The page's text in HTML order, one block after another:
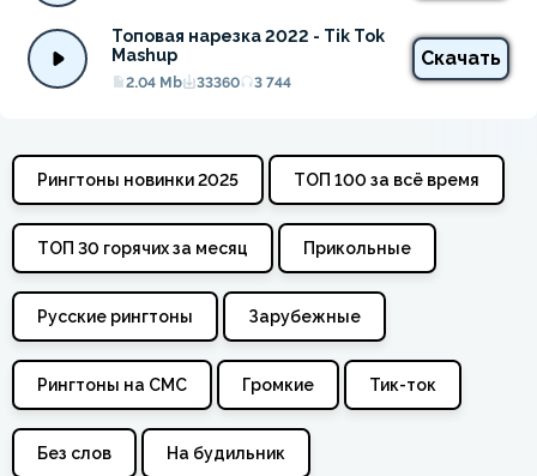
Топовая нарезка 2022 - Tik Tok
Mashup
2.04 Mb 33360 3 744
Скачать
Рингтоны новинки 2025 ТОП 100 за всё время
ТОП 30 горячих за месяц Прикольные
Русские рингтоны Зарубежные
Рингтоны на СМС Громкие Тик-ток
Без слов На будильник